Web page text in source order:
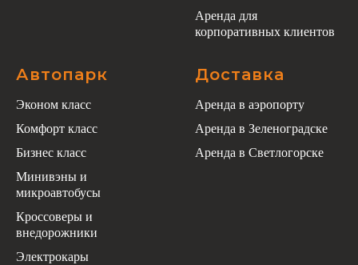
Аренда для
корпоративных клиентов
Автопарк
Эконом класс
Комфорт класс
Бизнес класс
Минивэны и
микроавтобусы
Кроссоверы и
внедорожники
Электрокары
Доставка
Аренда в аэропорту
Аренда в Зеленоградске
Аренда в Светлогорске